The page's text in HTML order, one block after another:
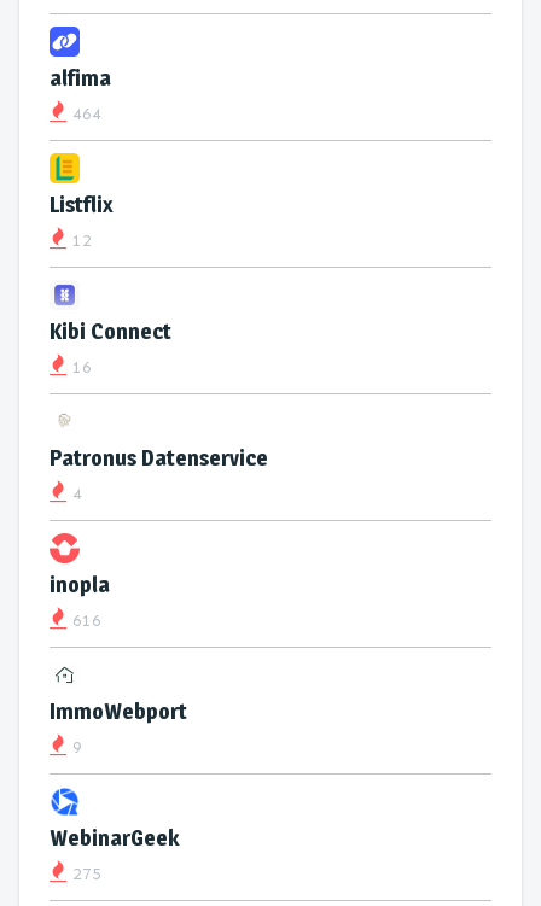
alfima
464
Listflix
12
Kibi Connect
16
Patronus Datenservice
4
inopla
616
ImmoWebport
9
WebinarGeek
275